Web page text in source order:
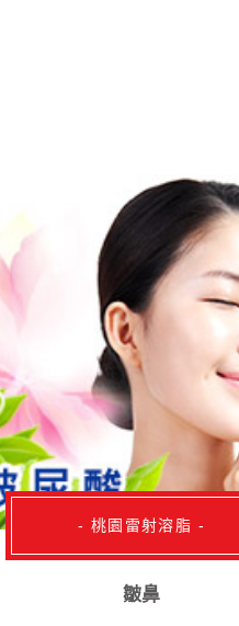
- 桃園雷射溶脂 -
皺鼻